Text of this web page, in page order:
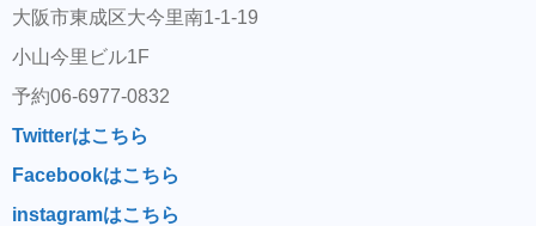
大阪市東成区大今里南1-1-19
小山今里ビル1F
予約06-6977-0832
Twitterはこちら
Facebookはこちら
instagramはこちら